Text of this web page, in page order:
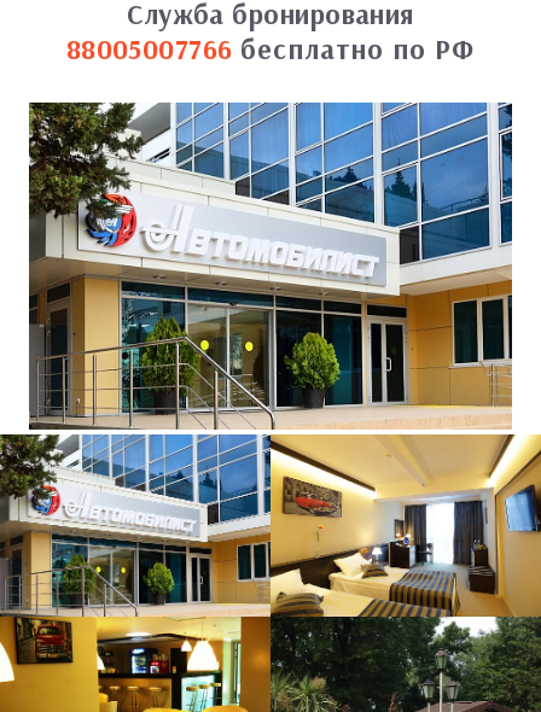
Служба бронирования
88005007766 бесплатно по РФ